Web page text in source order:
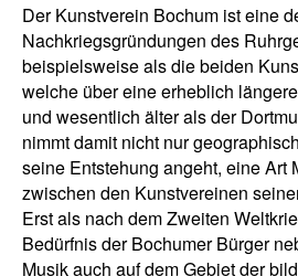
Der Kunstverein Bochum ist eine
Nachkriegsgründungen des
beispielsweise als die beiden
welche über eine erheblich
und wesentlich älter als der
nimmt damit nicht nur
seine Entstehung angeht, eine Art
zwischen den Kunstvereinen
Erst als nach dem Zweiten
Bedürfnis der Bochumer Bürger
Musik auch auf dem Gebiet der